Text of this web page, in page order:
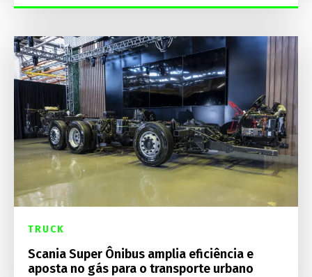
TRUCK
Scania Super Ônibus amplia eficiência e
aposta no gás para o transporte urbano